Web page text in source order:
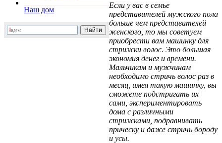
Наш дом
Если у вас в семье
представителей мужского пола
больше чем представителей
женского, то мы советуем
приобрести вам машинку для
стрижки волос. Это большая
экономия денег и времени.
Мальчикам и мужчинам
необходимо стричь волос раз в
месяц, имея такую машинку, вы
сможете подстригать их
сами, экспериментировать
дома с различными
стрижками, подравнивать
прическу и даже стричь бороду
и усы.